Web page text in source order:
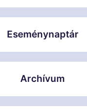
Eseménynaptár
Archívum